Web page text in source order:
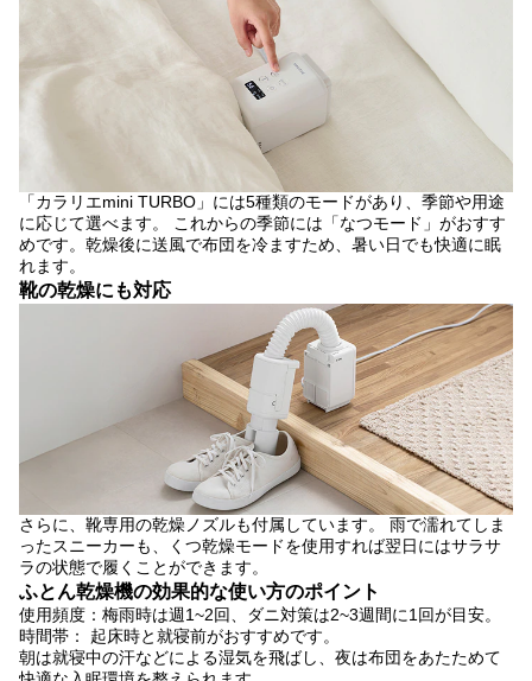
「カラリエmini TURBO」には5種類のモードがあり、季節や用途
に応じて選べます。
これからの季節には「なつモード」がおすす
めです。 乾燥後に送風で布団を冷ますため、暑い日でも快適に眠
れます。
靴の乾燥にも対応
さらに、靴専用の乾燥ノズルも付属しています。 雨で濡れてしま
ったスニーカーも、くつ乾燥モードを使用すれば翌日にはサラサ
ラの状態で履くことができます。
ふとん乾燥機の効果的な使い方のポイント
使用頻度：梅雨時は週1~2回、ダニ対策は2~3週間に1回が目安。
時間帯： 起床時と就寝前がおすすめです。
朝は就寝中の汗などによる湿気を飛ばし、夜は布団をあたためて